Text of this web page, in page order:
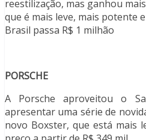
reestilização, mas ganhou
que é mais leve, mais potente
Brasil passa R$ 1 milhão
PORSCHE
A Porsche aproveitou o
apresentar uma série de
novo Boxster, que está mais